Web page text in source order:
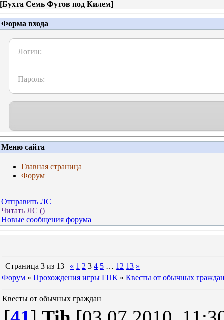
[Бухта Семь Футов под Килем]
Форма входа
Логин:
Пароль:
Меню сайта
Главная страница
Форум
Отправить ЛС
Читать ЛС ()
Новые сообщения форума
Страница 3 из 13 « 1 2 3 4 5 … 12 13 »
Форум » Прохождения игры ГПК » Квесты от обычных
Квесты от обычных граждан